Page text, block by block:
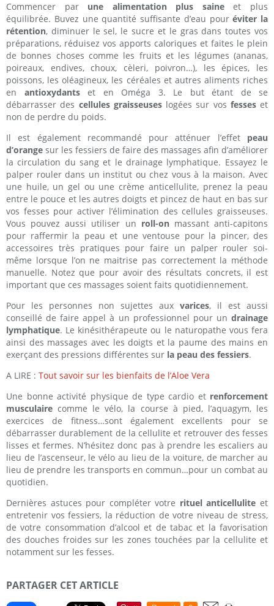
Commencer par une alimentation plus saineet plus
équilibrée. Buvez une quantité suffisante d’eau pouréviter la
rétention, diminuer le sel, le sucre et le gras dans toutes vos
préparations, réduisez vos apports caloriques et faites le plein
de bonnes choses comme les fruits et les légumes (ananas,
poireaux, endives, choux, cèleri, poivron…), les épices, les
poissons, les oléagineux, les céréales et autres aliments riches
en antioxydantset en Oméga 3. Le but étant de se
débarrasser des cellules graisseuseslogées sur vos fesseset
non de perdre du poids.
Il est également recommandé pour atténuer l’effet peau
d’orange sur les fessiers de faire des massages afin d’améliorer
la circulation du sang et le drainage lymphatique. Essayez le
palper rouler dans un institut ou chez vous à la maison. Avec
une huile, un gel ou une crème anticellulite, prenez la peau
entre le pouce et les autres doigts et pincez de haut en bas sur
vos fesses pour activer l’élimination des cellules graisseuses.
Vous pouvez aussi utiliser un roll-onmassant anti-capitons
pour raffermir la peau et une ventouse pour la pincer, des
accessoires très pratiques pour faire un palper rouler soi-
même lorsque l’on ne maitrise pas correctement la méthode
manuelle. Notez que pour avoir des résultats concrets, il est
important que ces massages soient faits quotidiennement.
Pour les personnes non sujettes aux varices, il est aussi
conseillé de faire appel à un professionnel pour un drainage
lymphatique. Le kinésithérapeute ou le naturopathe vous fera
ainsi des massages avec les doigts et la paume des mains en
exerçant des pressions différentes sur la peau des fessiers.
A LIRE : Tout savoir sur les bienfaits de l’Aloe Vera
Une bonne activité physique de type cardio et renforcement
musculaire comme le vélo, la course à pied, l’aquagym, les
exercices de fitness…sont également excellents pour se
débarrasser durablement de la cellulite et retrouver des fesses
lisses et fermes. N’hésitez donc pas à prendre les escaliers au
lieu de l’ascenseur, le vélo au lieu de la voiture, de marcher au
lieu de prendre les transports en commun…pour un combat au
quotidien.
Dernières astuces pour compléter votre rituel anticellulite et
entretenir vos fessiers, la réduction de votre niveau de stress,
de votre consommation d’alcool et de tabac et la favorisation
des douches froides sur les zones touchées par la cellulite et
notamment sur les fesses.
PARTAGER CET ARTICLE